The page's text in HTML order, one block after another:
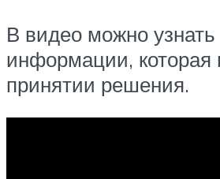
В видео можно
информации, которая
принятии решения.